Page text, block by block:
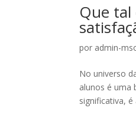
Que tal
por admin-
No universo
alunos é uma
significativa, é